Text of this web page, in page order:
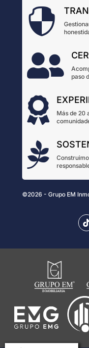


paso

Más de 20

©2026 - Grupo EM